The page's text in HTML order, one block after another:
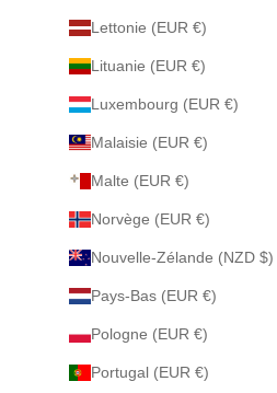
Lettonie (EUR €)
Lituanie (EUR €)
Luxembourg (EUR €)
Malaisie (EUR €)
Malte (EUR €)
Norvège (EUR €)
Nouvelle-Zélande (NZD $)
Pays-Bas (EUR €)
Pologne (EUR €)
Portugal (EUR €)